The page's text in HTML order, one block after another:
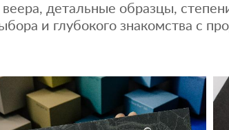
детальные образцы,
и глубокого знакомства с